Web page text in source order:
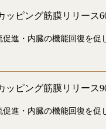
ッピング筋膜リリース
進・内臓の機能回復を
ッピング筋膜リリース
進・内臓の機能回復を